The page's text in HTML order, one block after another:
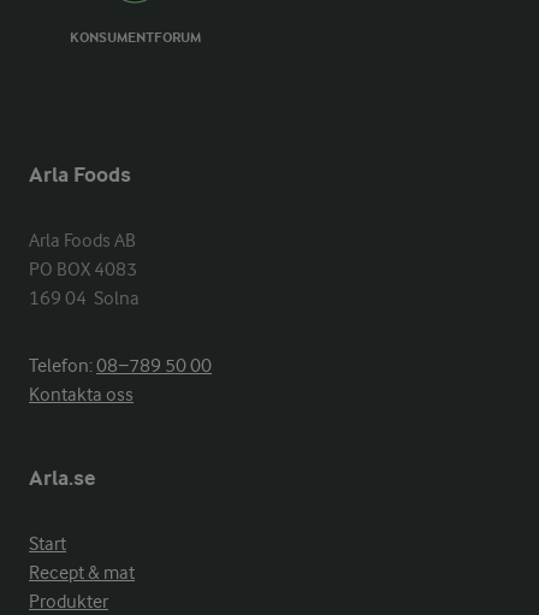
KONSUMENTFORUM
Arla Foods
Arla Foods AB
PO BOX 4083
169 04  Solna
Telefon:08−789 50 00
Kontakta oss
Arla.se
Start
Recept & mat
Produkter